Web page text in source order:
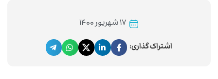
۱۷ شهریور ۱۴۰۰
اشتراک گذاری: